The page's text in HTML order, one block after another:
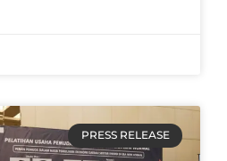
PRESS RELEASE